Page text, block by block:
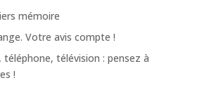
mémoire
Votre avis compte !
téléphone, télévision : pensez à
!